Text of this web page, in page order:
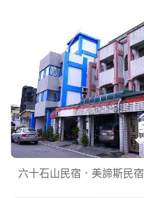
六十石山民宿．美諦斯民宿